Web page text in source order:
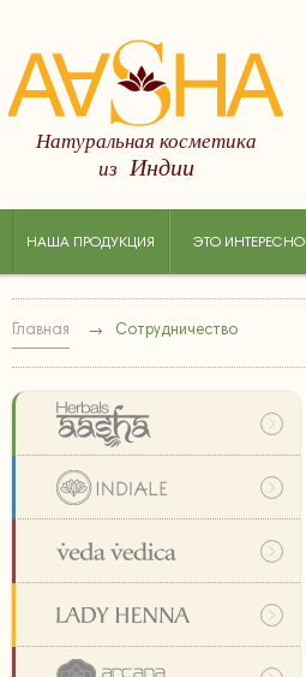
Натуральная косметика
из Индии
НАША ПРОДУКЦИЯ ЭТО ИНТЕРЕСНО
Главная Сотрудничество